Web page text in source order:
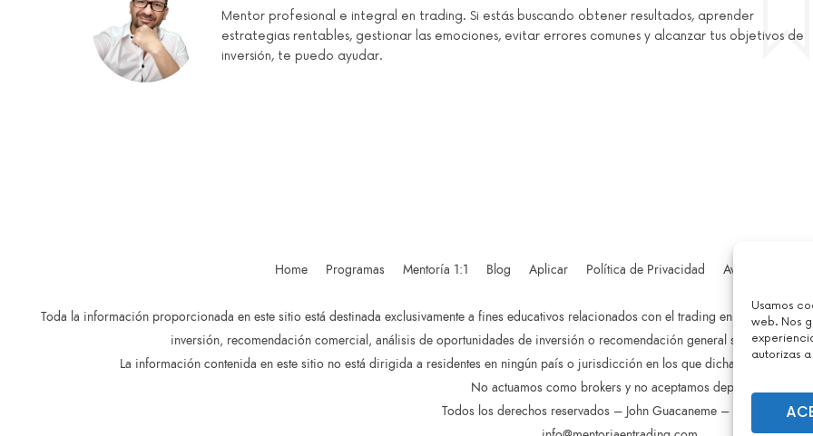
Usamos
web. Nos
autorizas
Mentor profesional e integral en trading. Si estás buscando obtener resultados, aprender
estrategias rentables, gestionar las emociones, evitar errores comunes y alcanzar tus objetivos de
inversión, te puedo ayudar.
Home Programas Mentoría 1:1 Blog Aplicar Política de Privacidad Aviso Legal
Toda la información proporcionada en este sitio está destinada exclusivamente a fines educativos relacionados con el trading en mercados
inversión, recomendación comercial, análisis de oportunidades de inversión o recomendación general similar en
La información contenida en este sitio no está dirigida a residentes en ningún país o jurisdicción en los que dicha distribución
No actuamos como brokers y no aceptamos depósitos.
Todos los derechos reservados – John Guacaneme – 2022-2026.